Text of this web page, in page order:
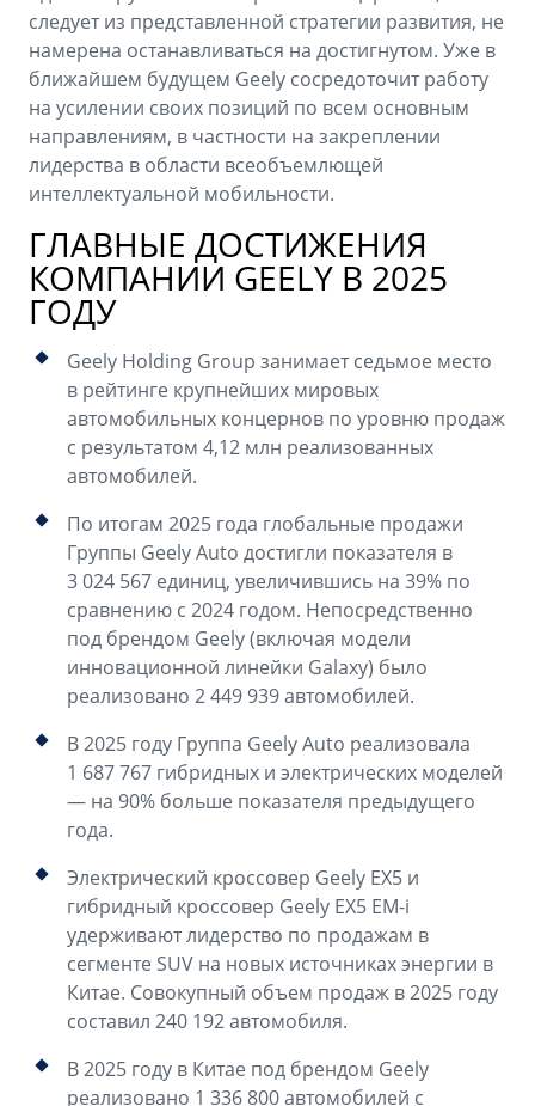
следует из представленной стратегии развития, не
намерена останавливаться на достигнутом. Уже в
ближайшем будущем Geely сосредоточит работу
на усилении своих позиций по всем основным
направлениям, в частности на закреплении
лидерства в области всеобъемлющей
интеллектуальной мобильности.
ГЛАВНЫЕ ДОСТИЖЕНИЯ
КОМПАНИИ GEELY В 2025
ГОДУ
Geely Holding Group занимает седьмое место
в рейтинге крупнейших мировых
автомобильных концернов по уровню продаж
с результатом 4,12 млн реализованных
автомобилей.
По итогам 2025 года глобальные продажи
Группы Geely Auto достигли показателя в
3 024 567 единиц, увеличившись на 39% по
сравнению с 2024 годом. Непосредственно
под брендом Geely (включая модели
инновационной линейки Galaxy) было
реализовано 2 449 939 автомобилей.
В 2025 году Группа Geely Auto реализовала
1 687 767 гибридных и электрических моделей
— на 90% больше показателя предыдущего
года.
Электрический кроссовер Geely EX5 и
гибридный кроссовер Geely EX5 EM-i
удерживают лидерство по продажам в
сегменте SUV на новых источниках энергии в
Китае. Совокупный объем продаж в 2025 году
составил 240 192 автомобиля.
В 2025 году в Китае под брендом Geely
реализовано 1 336 800 автомобилей с